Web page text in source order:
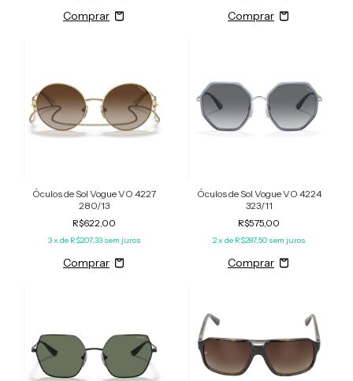
Óculos de Sol Vogue VO 4227
280/13
R$622,00
3x de R$207,33 sem juros
Óculos de Sol Vogue VO 4224
323/11
R$575,00
2x de R$287,50 sem juros